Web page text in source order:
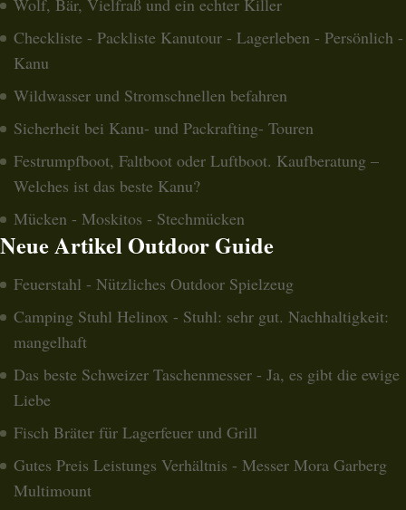
Checkliste - Packliste Kanutour - Lagerleben - Persönlich -
Kanu
Wildwasser und Stromschnellen befahren
Sicherheit bei Kanu- und Packrafting- Touren
Festrumpfboot, Faltboot oder Luftboot. Kaufberatung –
Welches ist das beste Kanu?
Mücken - Moskitos - Stechmücken
Neue Artikel Outdoor Guide
Feuerstahl - Nützliches Outdoor Spielzeug
Camping Stuhl Helinox - Stuhl: sehr gut. Nachhaltigkeit:
mangelhaft
Das beste Schweizer Taschenmesser - Ja, es gibt die ewige
Liebe
Fisch Bräter für Lagerfeuer und Grill
Gutes Preis Leistungs Verhältnis - Messer Mora Garberg
Multimount